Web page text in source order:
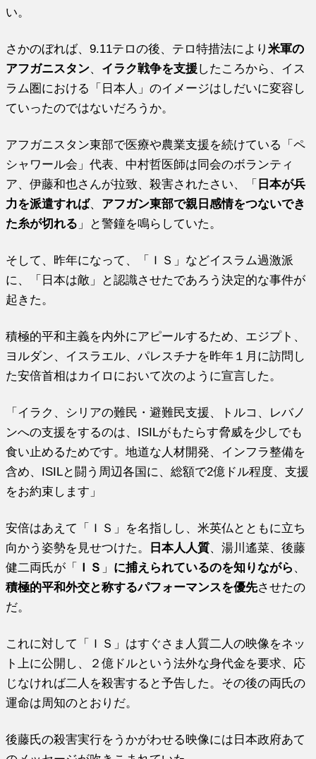
い。
さかのぼれば、9.11テロの後、テロ特措法により米軍の
アフガニスタン、 イラク戦争を支援したころから、イス
ラム圏における「日本人」のイメージはしだいに変容し
ていったのではないだろうか。
アフガニスタン東部で医療や農業支援を続けている「ペ
シャワール会」代表、中村哲医師は同会のボランティ
ア、伊藤和也さんが拉致、殺害されたさい、「 日本が兵
力を派遣すれば、 アフガン東部で親日感情をつないでき
た糸が切れる 」と警鐘を鳴らしていた。
そして、昨年になって、「ＩＳ」などイスラム過激派
に、「日本は敵」と認識させたであろう決定的な事件が
起きた。
積極的平和主義を内外にアピールするため、エジプト、
ヨルダン、イスラエル、パレスチナを昨年１月に訪問し
た安倍首相はカイロにおいて次のように宣言した。
「イラク、シリアの難民・避難民支援、トルコ、レバノ
ンへの支援をするのは、ISILがもたらす脅威を少しでも
食い止めるためです。地道な人材開発、インフラ整備を
含め、ISILと闘う周辺各国に、総額で2億ドル程度、支援
をお約束します」
安倍はあえて「ＩＳ」を名指しし、米英仏とともに立ち
向かう姿勢を見せつけた。
日本人人質、湯川遙菜、後藤
健二両氏が「
ＩＳ 」 に捕えられているのを知りながら 、
積極的平和外交と称するパフォーマンスを優先させたの
だ。
これに対して「ＩＳ」はすぐさま人質二人の映像をネッ
ト上に公開し、２億ドルという法外な身代金を要求、応
じなければ二人を殺害すると予告した。その後の両氏の
運命は周知のとおりだ。
後藤氏の殺害実行をうかがわせる映像には日本政府あて